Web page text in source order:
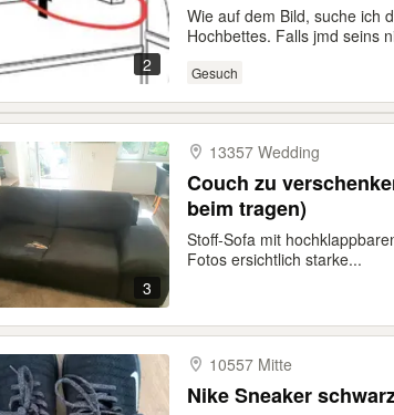
2
Wie auf dem Bild, suche ich
Hochbettes. Falls jmd seins
Gesuch
3
13357 Wedding
Couch zu verschenken
beim tragen)
Stoff-Sofa mit
Fotos ersichtlich starke...
10557 Mitte
Nike Sneaker